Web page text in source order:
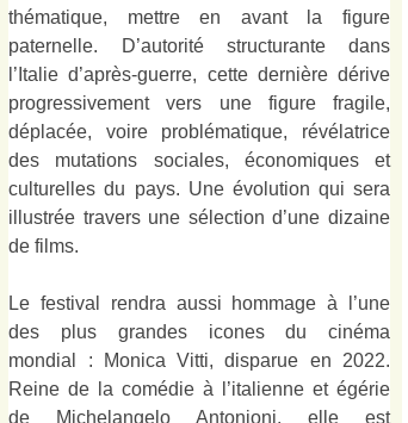
thématique, mettre en avant la figure
paternelle. D’autorité structurante dans
l’Italie d’après-guerre, cette dernière dérive
progressivement vers une figure fragile,
déplacée, voire problématique, révélatrice
des mutations sociales, économiques et
culturelles du pays. Une évolution qui sera
illustrée travers une sélection d’une dizaine
de films.
Le festival rendra aussi hommage à l’une
des plus grandes icones du cinéma
mondial : Monica Vitti, disparue en 2022.
Reine de la comédie à l’italienne et égérie
de Michelangelo Antonioni, elle est